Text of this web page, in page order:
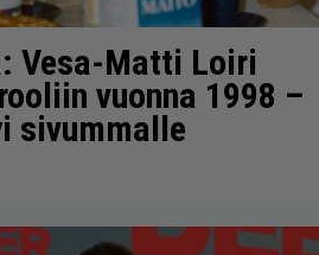
Vesa-Matti Loiri
vuonna 1998 –
sivummalle